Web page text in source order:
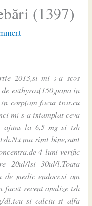
(1397)
2013,si mi s-a scos
euthyrox(150)pana in
corp(am facut trat.cu
mi s-a intamplat ceva
ajuns la 6,5 mg si tsh
ma simt bine,sunt
4 luni verific
20ul/lsi 30ul/l.Toata
medic endocr.si am
facut recent analize tsh
dl.iau si calciu si alfa